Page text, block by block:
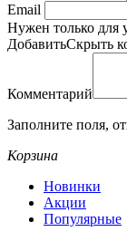
Email
Нужен только для
ДобавитьСкрыть
Комментарий
Заполните поля,
Корзина
Новинки
Акции
Популярные